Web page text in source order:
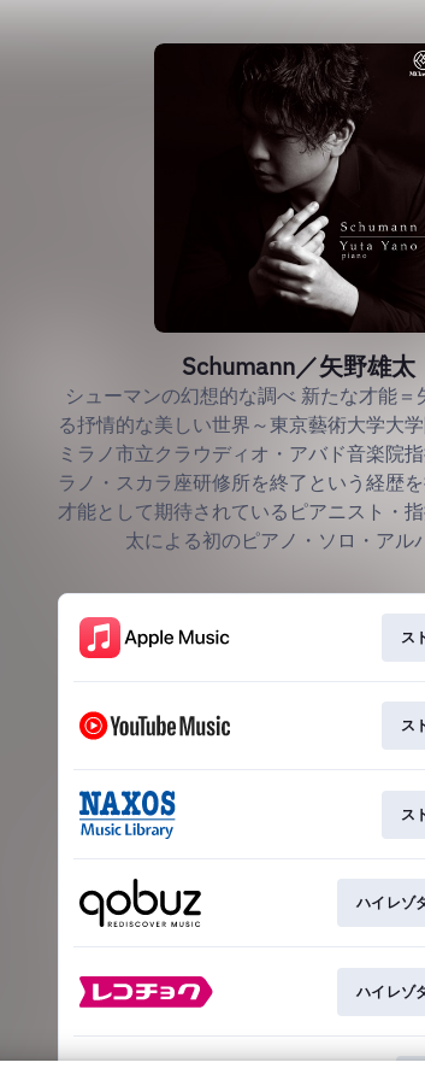
Schumann／矢野雄太
シューマンの幻想的な調べ 新たな才能＝矢野雄太によ
る抒情的な美しい世界～東京藝術大学大学
ミラノ市立クラウディオ・アバド音楽院
ラノ・スカラ座研修所を終了という経歴
才能として期待されているピアニスト・
太による初のピアノ・ソロ・アル
ス
ス
ス
ハイレゾ
ハイレゾ